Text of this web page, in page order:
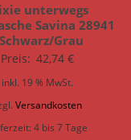
unterwegs
Savina 28941
Grau
Preis: 42,74 €
inkl. 19 % MwSt.
Versandkosten
4 bis 7 Tage